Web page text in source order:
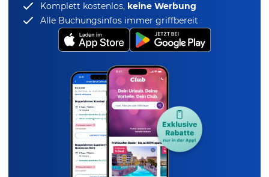
Komplett kostenlos, keine Werbung
Alle Buchungsinfos immer griffbereit